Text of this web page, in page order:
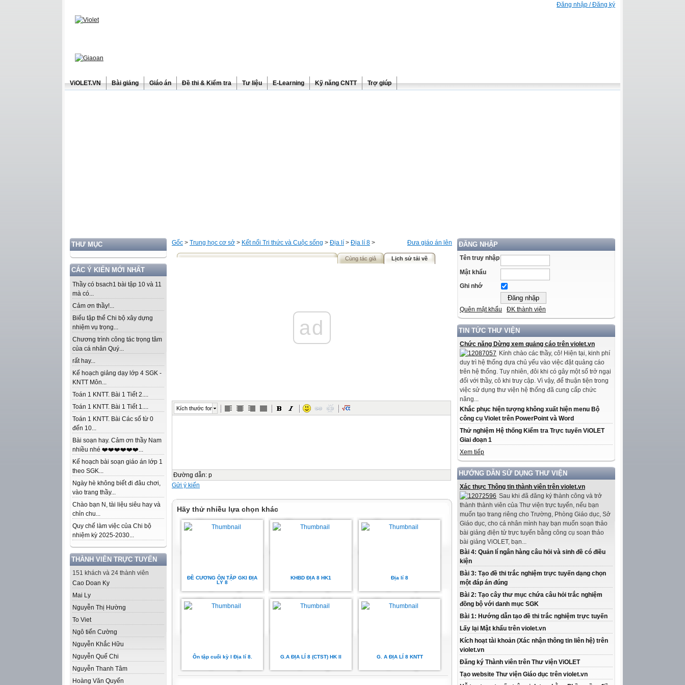
Đăng nhập / Đăng ký
ViOLET.VN Bài giảng Giáo án Đề thi & Kiểm tra Tư liệu E-Learning Kỹ năng CNTT Trợ giúp
THƯ MỤC
CÁC Ý KIẾN MỚI NHẤT
Thầy có bsach1 bài tập 10 và 11
mà có...
Cảm ơn thầy!...
Biểu tập thể Chi bộ xây dựng
nhiệm vụ trọng...
Chương trình công tác trọng tâm
của cá nhân Quý...
rất hay...
Kế hoạch giảng dạy lớp 4 SGK -
KNTT Môn...
Toán 1 KNTT. Bài 1 Tiết 2....
Toán 1 KNTT. Bài 1 Tiết 1....
Toán 1 KNTT. Bài Các số từ 0
đến 10...
Bài soạn hay. Cảm ơn thầy Nam
nhiều nhé ❤️❤️❤️❤️❤️❤️...
Kế hoạch bài soạn giáo án lớp 1
theo SGK...
Ngày hè không biết đi đâu chơi,
vào trang thầy...
Chào bạn N, tài liệu siêu hay và
chỉn chu...
Quy chế làm việc của Chi bộ
nhiệm kỳ 2025-2030...
THÀNH VIÊN TRỰC TUYẾN
151 khách và 24 thành viên
Cao Doan Ky
Mai Ly
Nguyễn Thị Hường
To Viet
Ngô tiến Cường
Nguyễn Khắc Hữu
Nguyễn Quế Chi
Nguyễn Thanh Tâm
Hoàng Văn Quyến
ĐĂNG NHẬP
Tên truy nhập
Mật khẩu
Ghi nhớ
Quên mật khẩu ĐK thành viên
TIN TỨC THƯ VIỆN
Chức năng Dừng xem quảng cáo trên violet.vn
Kính chào các thầy, cô! Hiện tại, kinh phí
duy trì hệ thống dựa chủ yếu vào việc đặt quảng cáo
trên hệ thống. Tuy nhiên, đôi khi có gây một số trở ngại
đối với thầy, cô khi truy cập. Vì vậy, để thuận tiện trong
việc sử dụng thư viện hệ thống đã cung cấp chức
năng...
Khắc phục hiện tượng không xuất hiện menu Bộ
công cụ Violet trên PowerPoint và Word
Thử nghiệm Hệ thống Kiểm tra Trực tuyến ViOLET
Giai đoạn 1
Xem tiếp
HƯỚNG DẪN SỬ DỤNG THƯ VIỆN
Xác thực Thông tin thành viên trên violet.vn
Sau khi đã đăng ký thành công và trở
thành thành viên của Thư viện trực tuyến, nếu bạn
muốn tạo trang riêng cho Trường, Phòng Giáo dục, Sở
Giáo dục, cho cá nhân mình hay bạn muốn soạn thảo
bài giảng điện tử trực tuyến bằng công cụ soạn thảo
bài giảng ViOLET, bạn...
Bài 4: Quản lí ngân hàng câu hỏi và sinh đề có điều
kiện
Bài 3: Tạo đề thi trắc nghiệm trực tuyến dạng chọn
một đáp án đúng
Bài 2: Tạo cây thư mục chứa câu hỏi trắc nghiệm
đồng bộ với danh mục SGK
Bài 1: Hướng dẫn tạo đề thi trắc nghiệm trực tuyến
Lấy lại Mật khẩu trên violet.vn
Kích hoạt tài khoản (Xác nhận thông tin liên hệ) trên
violet.vn
Đăng ký Thành viên trên Thư viện ViOLET
Tạo website Thư viện Giáo dục trên violet.vn
Đưa giáo án lên
Gốc > Trung học cơ sở > Kết nối Tri thức và Cuộc sống > Địa lí > Địa lí 8 >
Cùng tác giả Lịch sử tải về
ad
Kích thước font
Đường dẫn: p
Gửi ý kiến
Hãy thử nhiều lựa chọn khác
ĐỀ CƯƠNG ÔN TẬP GKI ĐỊA
LÝ 8
KHBD ĐỊA 8 HK1 Địa lí 8
Ôn tập cuối kỳ I Địa lí 8. G.A ĐỊA LÍ 8 (CTST) HK II G. A ĐỊA LÍ 8 KNTT